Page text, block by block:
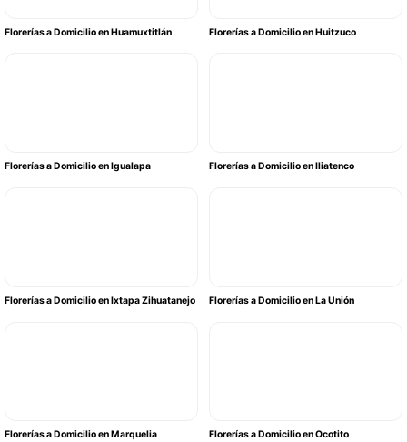
Florerías a Domicilio en Huamuxtitlán Florerías a Domicilio en Huitzuco
Florerías a Domicilio en Igualapa Florerías a Domicilio en Iliatenco
Florerías a Domicilio en Ixtapa Zihuatanejo Florerías a Domicilio en La Unión
Florerías a Domicilio en Marquelia Florerías a Domicilio en Ocotito